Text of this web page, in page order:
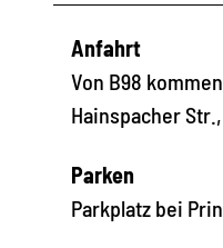
Anfahrt
Von B98
Hainspacher
Parken
Parkplatz bei